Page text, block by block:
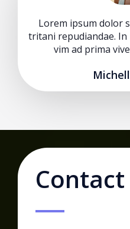
Lorem ipsum dolor
tritani repudiandae.
vim ad prima
Contact